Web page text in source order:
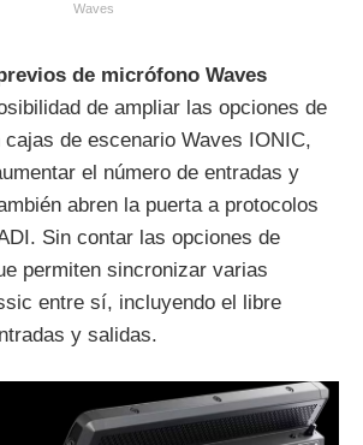
Waves
de micrófono Waves
de ampliar las opciones de
de escenario Waves IONIC,
el número de entradas y
abren la puerta a protocolos
Sin contar las opciones de
permiten sincronizar varias
entre sí, incluyendo el libre
y salidas.